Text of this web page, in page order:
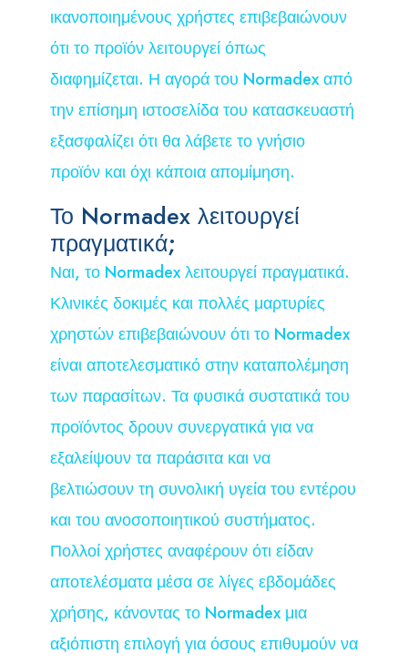
ικανοποιημένους χρήστες επιβεβαιώνουν
ότι το προϊόν λειτουργεί όπως
διαφημίζεται. Η αγορά του Normadex από
την επίσημη ιστοσελίδα του κατασκευαστή
εξασφαλίζει ότι θα λάβετε το γνήσιο
προϊόν και όχι κάποια απομίμηση.
Το Normadex λειτουργεί
πραγματικά;
Ναι, το Normadex λειτουργεί πραγματικά.
Κλινικές δοκιμές και πολλές μαρτυρίες
χρηστών επιβεβαιώνουν ότι το Normadex
είναι αποτελεσματικό στην καταπολέμηση
των παρασίτων. Τα φυσικά συστατικά του
προϊόντος δρουν συνεργατικά για να
εξαλείψουν τα παράσιτα και να
βελτιώσουν τη συνολική υγεία του εντέρου
και του ανοσοποιητικού συστήματος.
Πολλοί χρήστες αναφέρουν ότι είδαν
αποτελέσματα μέσα σε λίγες εβδομάδες
χρήσης, κάνοντας το Normadex μια
αξιόπιστη επιλογή για όσους επιθυμούν να